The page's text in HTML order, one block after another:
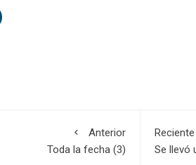
Anterior
Toda la fecha (3)
Reciente
Se llevó